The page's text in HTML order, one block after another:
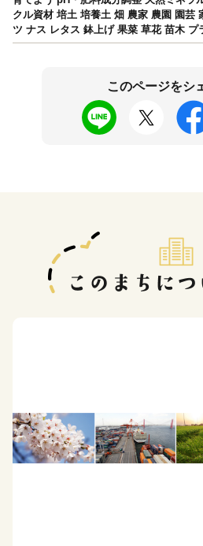
クル資材 培土 培養土 畑 農家 農園 園芸
ツ ナス レタス 鉢上げ 果菜 草花 苗木 プ
このページをシ